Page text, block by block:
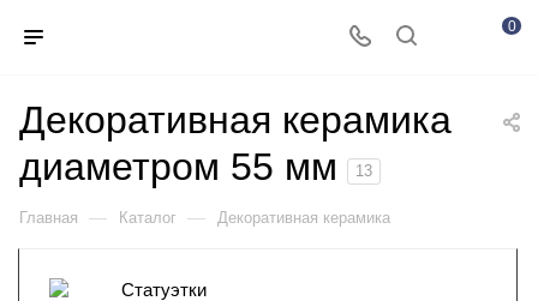
0
Декоративная керамика
диаметром 55 мм
13
Главная — Каталог — Декоративная керамика
Статуэтки